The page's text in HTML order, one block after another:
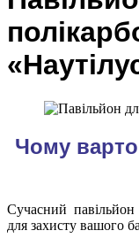
Чому
Сучасний павільйон
для захисту вашого